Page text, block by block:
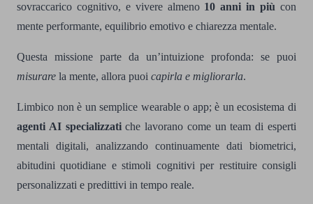
sovraccarico cognitivo, e vivere almeno 10 anni in piùcon
mente performante, equilibrio emotivo e chiarezza mentale.
Questa missione parte da un’intuizione profonda: se puoi
misurare la mente, allora puoi capirla e migliorarla.
Limbico non è un semplice wearable o app; è un ecosistema di
agenti AI specializzatiche lavorano come un team di esperti
mentali digitali, analizzando continuamente dati biometrici,
abitudini quotidiane e stimoli cognitivi per restituire consigli
personalizzati e predittivi in tempo reale.